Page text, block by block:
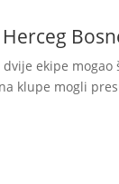
ekipe
klupe mogli